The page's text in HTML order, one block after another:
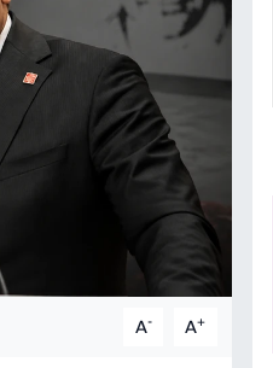
A- A+